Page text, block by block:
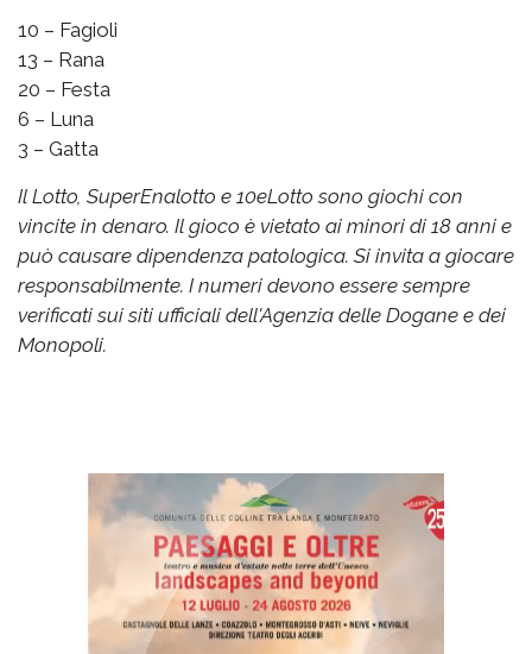
10 – Fagioli
13 – Rana
20 – Festa
6 – Luna
3 – Gatta
Il Lotto, SuperEnalotto e 10eLotto sono giochi con
vincite in denaro. Il gioco è vietato ai minori di 18 anni e
può causare dipendenza patologica. Si invita a giocare
responsabilmente. I numeri devono essere sempre
verificati sui siti ufficiali dell'Agenzia delle Dogane e dei
Monopoli.